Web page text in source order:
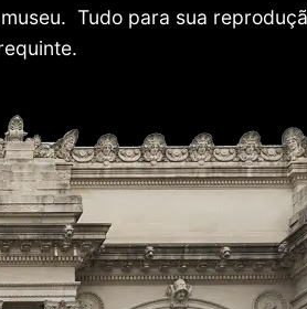
Tudo para sua